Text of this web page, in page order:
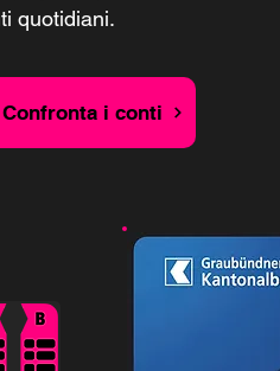
quotidiani.
Confronta i conti